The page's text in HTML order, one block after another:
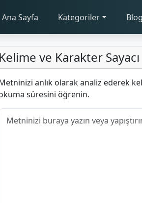
Ana Sayfa Kategoriler Blog
Kelime ve Karakter Sayacı
anlık olarak analiz ederek
süresini öğrenin.